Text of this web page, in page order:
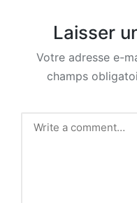
Laisser
Votre adresse e-
champs